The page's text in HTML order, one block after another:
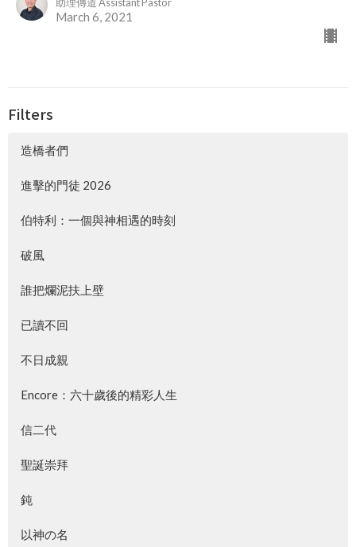
March 6, 2021
Filters
造橋者們
進擊的門徒 2026
伯特利：一個與神相遇的時刻
破風
誰把爛泥扶上壁
已讀不回
不日成親
Encore：六十歲後的精彩人生
信二代
聖誕崇拜
鈍
以神の名